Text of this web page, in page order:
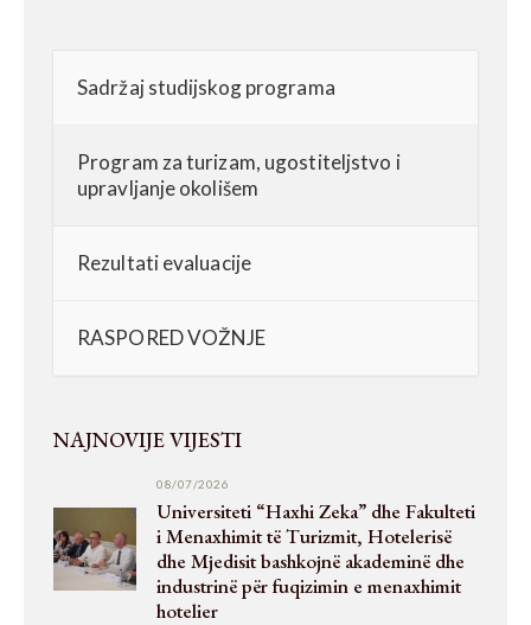
Sadržaj studijskog programa
Program za turizam, ugostiteljstvo i
upravljanje okolišem
Rezultati evaluacije
RASPORED VOŽNJE
NAJNOVIJE VIJESTI
08/07/2026
Universiteti “Haxhi Zeka” dhe Fakulteti
i Menaxhimit të Turizmit, Hotelerisë
dhe Mjedisit bashkojnë akademinë dhe
industrinë për fuqizimin e menaxhimit
hotelier